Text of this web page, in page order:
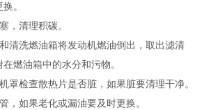
。
清理积碳。
洗燃油箱将发动机燃油倒出，取出滤清
燃油箱中的水分和污物。
检查散热片是否脏，如果脏要清理干净。
如果老化或漏油要及时更换。